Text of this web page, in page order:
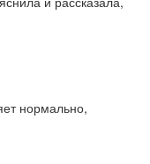
нормально,